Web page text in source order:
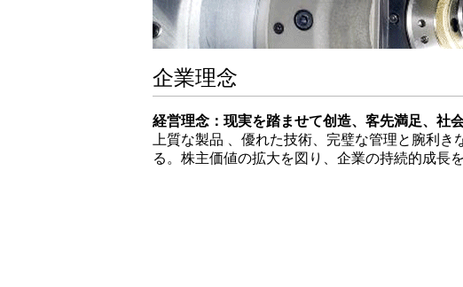
企業理念
経営理念：现実を踏ませて创造、客先満足、社
上質な製品 、優れた技術、完璧な管理と腕利
る。株主価値の拡大を図り、企業の持続的成長